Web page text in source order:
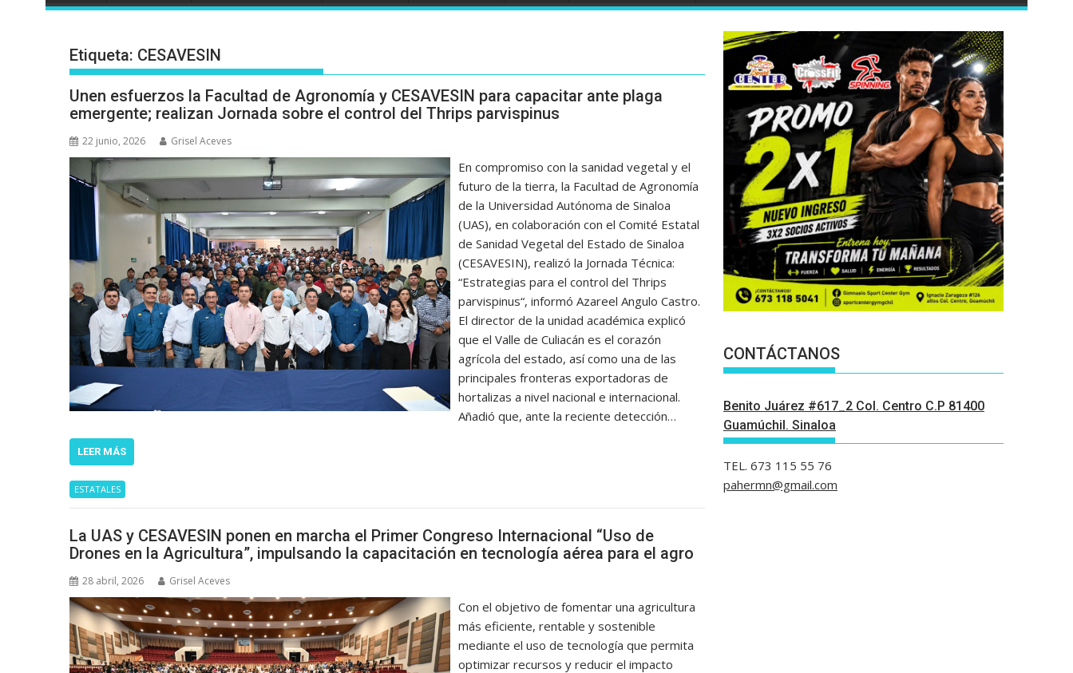
Etiqueta: CESAVESIN
Unen esfuerzos la Facultad de Agronomía y CESAVESIN para capacitar ante plaga
emergente; realizan Jornada sobre el control del Thrips parvispinus
22 junio, 2026 Grisel Aceves
En compromiso con la sanidad vegetal y el
futuro de la tierra, la Facultad de Agronomía
de la Universidad Autónoma de Sinaloa
(UAS), en colaboración con el Comité Estatal
de Sanidad Vegetal del Estado de Sinaloa
(CESAVESIN), realizó la Jornada Técnica:
“Estrategias para el control del Thrips
parvispinus“, informó Azareel Angulo Castro.
El director de la unidad académica explicó
que el Valle de Culiacán es el corazón
agrícola del estado, así como una de las
principales fronteras exportadoras de
hortalizas a nivel nacional e internacional.
Añadió que, ante la reciente detección…
LEER MÁS
ESTATALES
La UAS y CESAVESIN ponen en marcha el Primer Congreso Internacional “Uso de
Drones en la Agricultura”, impulsando la capacitación en tecnología aérea para el agro
28 abril, 2026 Grisel Aceves
Con el objetivo de fomentar una agricultura
más eficiente, rentable y sostenible
mediante el uso de tecnología que permita
optimizar recursos y reducir el impacto
CONTÁCTANOS
Benito Juárez #617_2 Col. Centro C.P 81400
Guamúchil. Sinaloa
TEL. 673 115 55 76
pahermn@gmail.com